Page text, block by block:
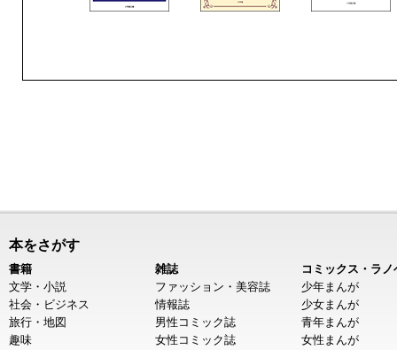
本をさがす
書籍
文学・小説
社会・ビジネス
旅行・地図
趣味
雑誌
ファッション・美容誌
情報誌
男性コミック誌
女性コミック誌
コミックス・ラノ
少年まんが
少女まんが
青年まんが
女性まんが